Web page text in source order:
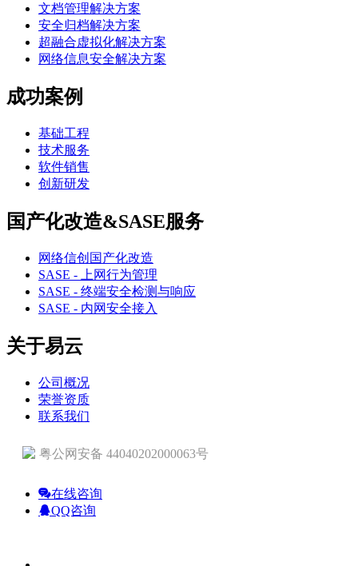
文档管理解决方案
安全归档解决方案
超融合虚拟化解决方案
网络信息安全解决方案
成功案例
基础工程
技术服务
软件销售
创新研发
国产化改造&SASE服务
网络信创国产化改造
SASE - 上网行为管理
SASE - 终端安全检测与响应
SASE - 内网安全接入
关于易云
公司概况
荣誉资质
联系我们
粤公网安备 44040202000063号
在线咨询
QQ咨询